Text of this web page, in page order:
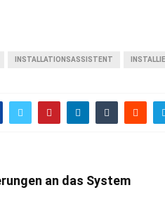
INSTALLATIONSASSISTENT
an das System